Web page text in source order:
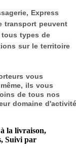
Express
transport peuvent
types de
sur le territoire
vous
ils vous
de tous nos
domaine d'activité
la livraison,
Suivi par